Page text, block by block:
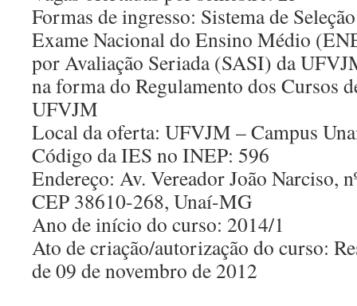
Formas de ingresso: Sistema de
Exame Nacional do Ensino Médio
por Avaliação Seriada (SASI) da
na forma do Regulamento dos Cursos
UFVJM
Local da oferta: UFVJM – Campus
Código da IES no INEP: 596
Endereço: Av. Vereador João Narciso,
CEP 38610-268, Unaí-MG
Ano de início do curso: 2014/1
Ato de criação/autorização do curso:
de 09 de novembro de 2012